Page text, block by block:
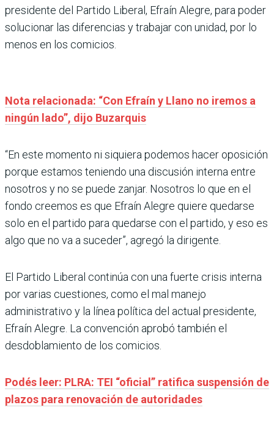
presidente del Partido Liberal, Efraín Alegre, para poder
solucionar las diferencias y trabajar con unidad, por lo
menos en los comicios.
Nota relacionada: “Con Efraín y Llano no iremos a
ningún lado”, dijo Buzarquis
“En este momento ni siquiera podemos hacer oposición
porque estamos teniendo una discusión interna entre
nosotros y no se puede zanjar. Nosotros lo que en el
fondo creemos es que Efraín Alegre quiere quedarse
solo en el partido para quedarse con el partido, y eso es
algo que no va a suceder”, agregó la dirigente.
El Partido Liberal continúa con una fuerte crisis interna
por varias cuestiones, como el mal manejo
administrativo y la línea política del actual presidente,
Efraín Alegre. La convención aprobó también el
desdoblamiento de los comicios.
Podés leer: PLRA: TEI “oficial” ratifica suspensión de
plazos para renovación de autoridades